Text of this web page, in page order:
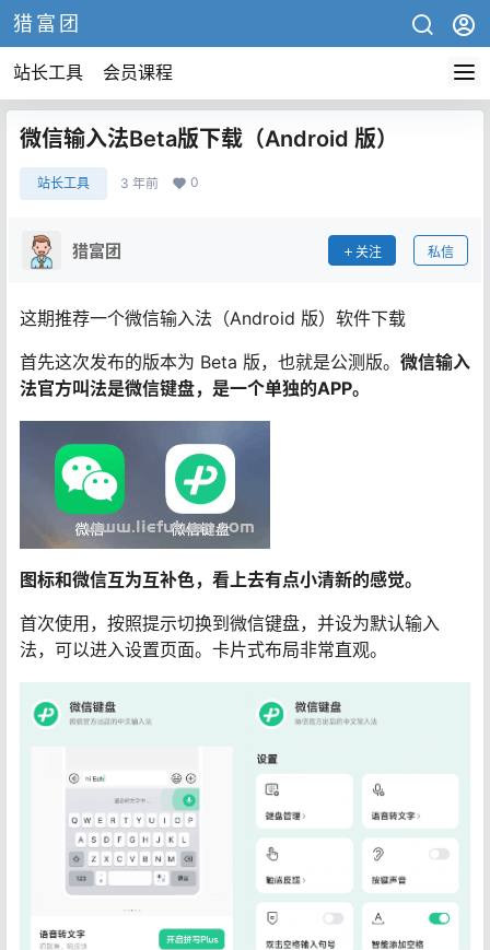
猎富团
站长工具 会员课程
微信输入法Beta版下载（Android 版）
站长工具 3 年前 0
猎富团 关注 私信
这期推荐一个微信输入法（Android 版）软件下载
首先这次发布的版本为 Beta 版，也就是公测版。 微信输入
法官方叫法是微信键盘，是一个单独的APP。
图标和微信互为互补色，看上去有点小清新的感觉。
首次使用，按照提示切换到微信键盘，并设为默认输入
法，可以进入设置页面。卡片式布局非常直观。